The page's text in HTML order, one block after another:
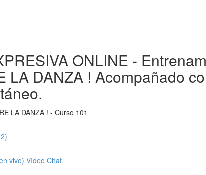
ONLINE -
LA DANZA ! Acompañado
LA DANZA ! - Curso 101
vivo) VIdeo Chat